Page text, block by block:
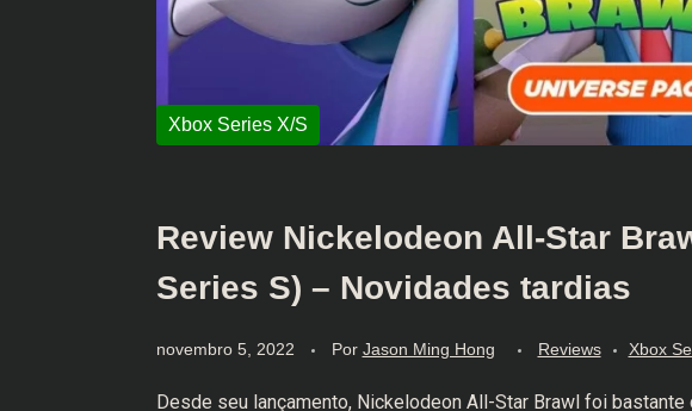
Review Nickelodeon All-Star
Series S) – Novidades tardias
novembro 5, 2022 Por Jason Ming Hong Reviews Xbox
Desde seu lançamento, Nickelodeon All-Star Brawl foi